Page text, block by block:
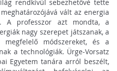
rendkívül sebezhetővé tette
vált az energia
A professzor azt mondta, a
nagy szerepet játszanak, a
megfelelő módszereket, és a
a technológiák. Ürge-Vorsatz
Egyetem tanára arról beszélt,